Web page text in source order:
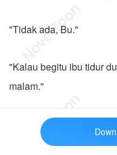
"Tidak ada, Bu."
"Kalau begitu ibu tidur
malam."
Putri mengangguk. Di
tatapan sendu. Ia